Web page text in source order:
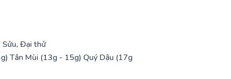
Sửu, Đại thử
Tân Mùi (13g - 15g) Quý Dậu (17g